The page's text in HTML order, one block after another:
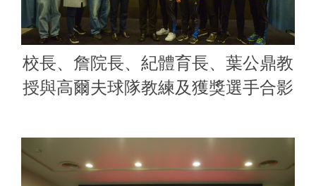
校長、詹院長、紀體育長、葉公鼎教
授與高爾夫球隊教練及獲獎選手合影